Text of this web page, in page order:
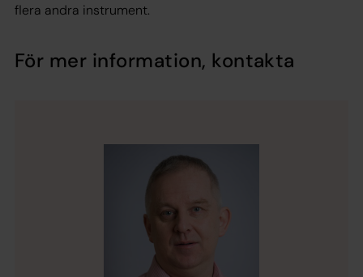
flera andra instrument.
För mer information, kontakta